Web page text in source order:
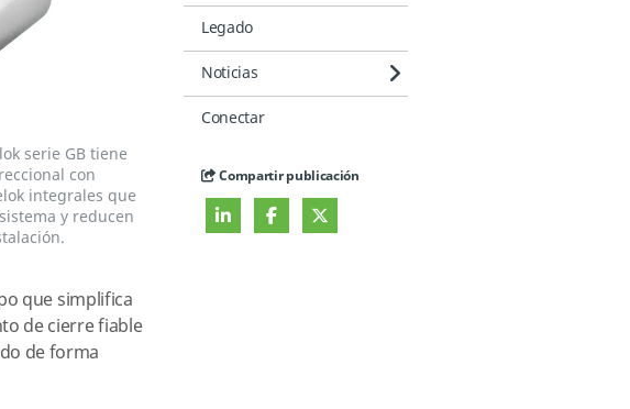
Legado
Noticias
Conectar
Compartir publicación
serie GB tiene
con
integrales que
y reducen
que simplifica
de cierre fiable
de forma